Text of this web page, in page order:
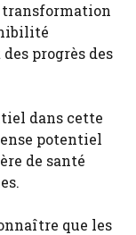
transformation
progrès des
dans cette
potentiel
de santé
que les